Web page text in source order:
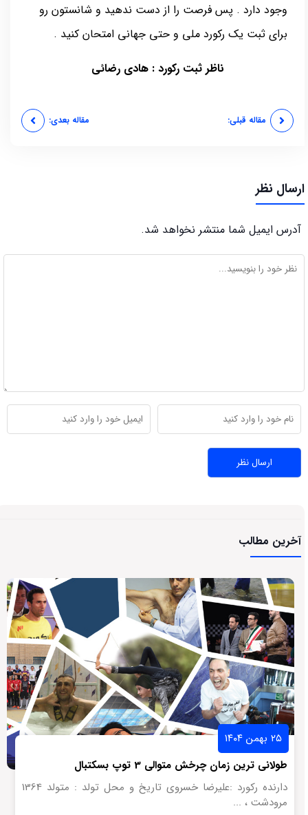
آخرین مطالب
۲۵ بهمن ۱۴۰۴
طولانی ترین زمان چرخش متوالی 3 توپ بسکتبال
دارنده رکورد :علیرضا خسروی تاریخ و محل تولد : متولد 1364
مرودشت ، ...
وجود دارد . پس فرصت را از دست ندهید و شانستون رو
برای ثبت یک رکورد ملی و حتی جهانی امتحان کنید .
ناظر ثبت رکورد : هادی رضائی
مقاله قبلی: مقاله بعدی:
ارسال نظر
آدرس ایمیل شما منتشر نخواهد شد.